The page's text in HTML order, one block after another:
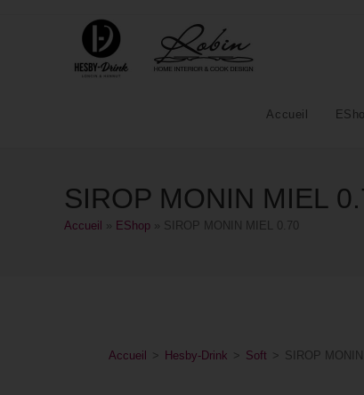
Accueil
SIROP MONIN MIEL
Accueil EShop SIROP MONIN MIEL 0.70
Accueil > Hesby-Drink > Soft > SIROP